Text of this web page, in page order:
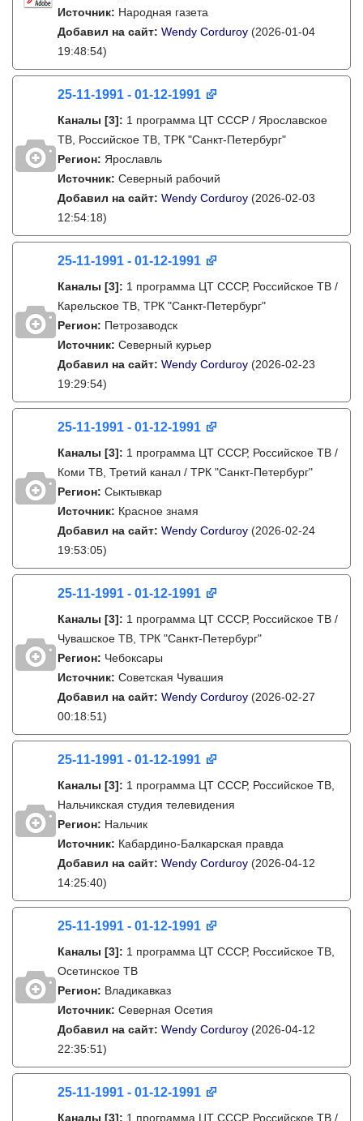
Источник: Народная газета
Добавил на сайт: Wendy Corduroy (2026-01-04
19:48:54)
25-11-1991 - 01-12-1991
Каналы [3]: 1 программа ЦТ СССР / Ярославское
ТВ, Российское ТВ, ТРК "Санкт-Петербург"
Регион: Ярославль
Источник: Северный рабочий
Добавил на сайт: Wendy Corduroy (2026-02-03
12:54:18)
25-11-1991 - 01-12-1991
Каналы [3]: 1 программа ЦТ СССР, Российское ТВ /
Карельское ТВ, ТРК "Санкт-Петербург"
Регион: Петрозаводск
Источник: Северный курьер
Добавил на сайт: Wendy Corduroy (2026-02-23
19:29:54)
25-11-1991 - 01-12-1991
Каналы [3]: 1 программа ЦТ СССР, Российское ТВ /
Коми ТВ, Третий канал / ТРК "Санкт-Петербург"
Регион: Сыктывкар
Источник: Красное знамя
Добавил на сайт: Wendy Corduroy (2026-02-24
19:53:05)
25-11-1991 - 01-12-1991
Каналы [3]: 1 программа ЦТ СССР, Российское ТВ /
Чувашское ТВ, ТРК "Санкт-Петербург"
Регион: Чебоксары
Источник: Советская Чувашия
Добавил на сайт: Wendy Corduroy (2026-02-27
00:18:51)
25-11-1991 - 01-12-1991
Каналы [3]: 1 программа ЦТ СССР, Российское ТВ,
Нальчикская студия телевидения
Регион: Нальчик
Источник: Кабардино-Балкарская правда
Добавил на сайт: Wendy Corduroy (2026-04-12
14:25:40)
25-11-1991 - 01-12-1991
Каналы [3]: 1 программа ЦТ СССР, Российское ТВ,
Осетинское ТВ
Регион: Владикавказ
Источник: Северная Осетия
Добавил на сайт: Wendy Corduroy (2026-04-12
22:35:51)
25-11-1991 - 01-12-1991
Каналы [3]: 1 программа ЦТ СССР, Российское ТВ /